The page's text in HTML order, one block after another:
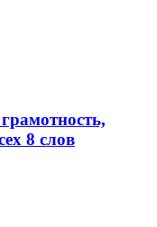
8 слов